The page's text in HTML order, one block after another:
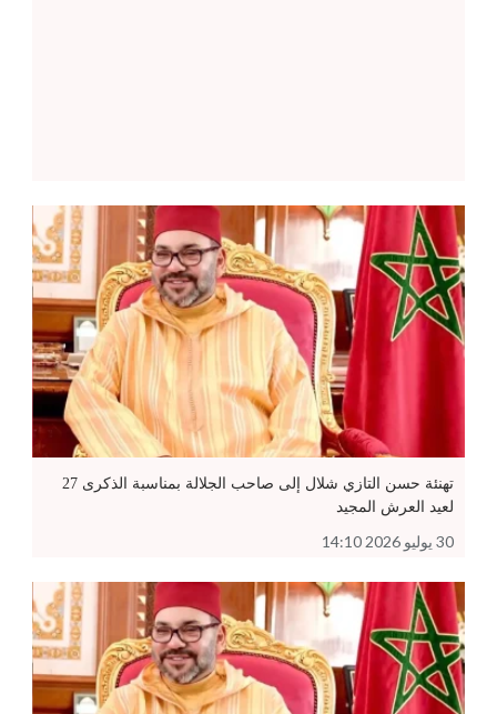
تهنئة حسن التازي شلال إلى صاحب الجلالة بمناسبة الذكرى 27
لعيد العرش المجيد
30 يوليو 2026 14:10